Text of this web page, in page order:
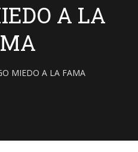
A LA
MIEDO A LA FAMA